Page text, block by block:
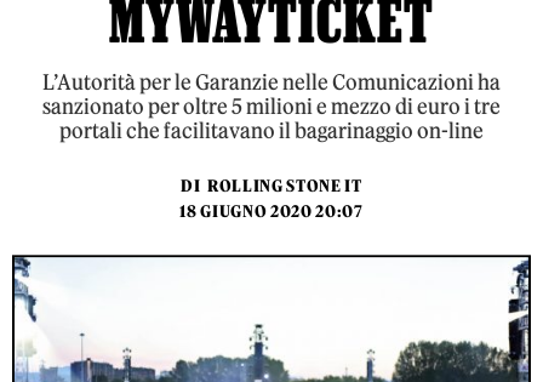
MYWAYTICKET
L’Autorità per le Garanzie nelle Comunicazioni ha
sanzionato per oltre 5 milioni e mezzo di euro i tre
portali che facilitavano il bagarinaggio on-line
DI ROLLING STONE IT
18 GIUGNO 2020 20:07